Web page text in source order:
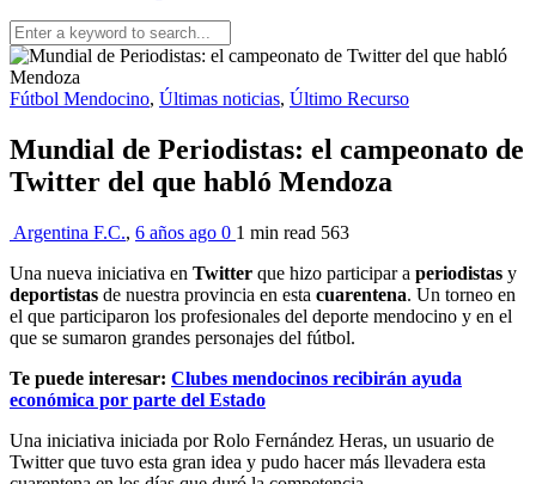
Fútbol Mendocino, Últimas noticias, Último Recurso
Mundial de Periodistas: el campeonato de
Twitter del que habló Mendoza
Argentina F.C., 6 años ago 0 1 min read 563
Una nueva iniciativa en Twitter que hizo participar a periodistas y
deportistas de nuestra provincia en esta cuarentena. Un torneo en
el que participaron los profesionales del deporte mendocino y en el
que se sumaron grandes personajes del fútbol.
Te puede interesar: Clubes mendocinos recibirán ayuda
económica por parte del Estado
Una iniciativa iniciada por Rolo Fernández Heras, un usuario de
Twitter que tuvo esta gran idea y pudo hacer más llevadera esta